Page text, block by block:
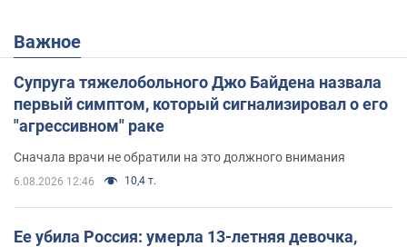
Важное
Супруга тяжелобольного Джо Байдена назвала
первый симптом, который сигнализировал о его
"агрессивном" раке
Сначала врачи не обратили на это должного внимания
6.08.2026 12:46 10,4 т.
Ее убила Россия: умерла 13-летняя девочка,